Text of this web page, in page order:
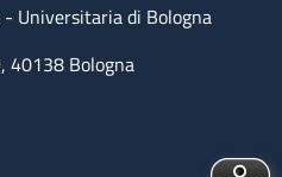
- Universitaria di Bologna
40138 Bologna